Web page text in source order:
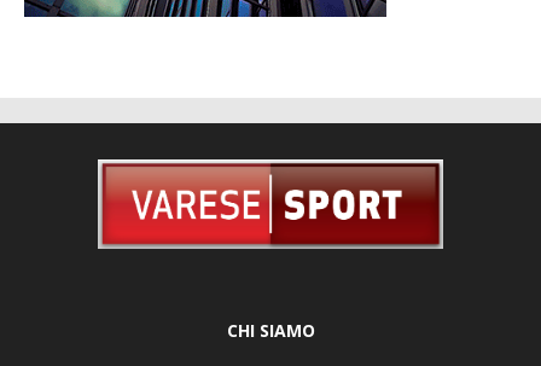
CHI SIAMO